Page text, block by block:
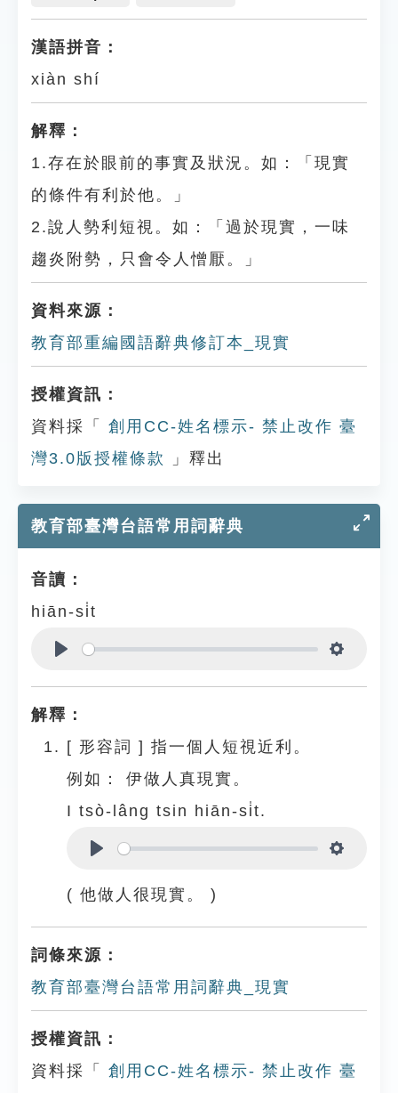
漢語拼音：
xiàn shí
解釋：
1.存在於眼前的事實及狀況。如：「現實
的條件有利於他。」
2.說人勢利短視。如：「過於現實，一味
趨炎附勢，只會令人憎厭。」
資料來源：
教育部重編國語辭典修訂本_現實
授權資訊：
資料採「
創用CC-姓名標示- 禁止改作 臺
灣3.0版授權條款
」釋出
教育部臺灣台語常用詞辭典
音讀：
hiān-si̍t
解釋：
[ 形容詞 ] 指一個人短視近利。
例如：
伊做人真現實。
I tsò-lâng tsin hiān-si̍t.
( 他做人很現實。 )
詞條來源：
教育部臺灣台語常用詞辭典_現實
授權資訊：
資料採「
創用CC-姓名標示- 禁止改作 臺